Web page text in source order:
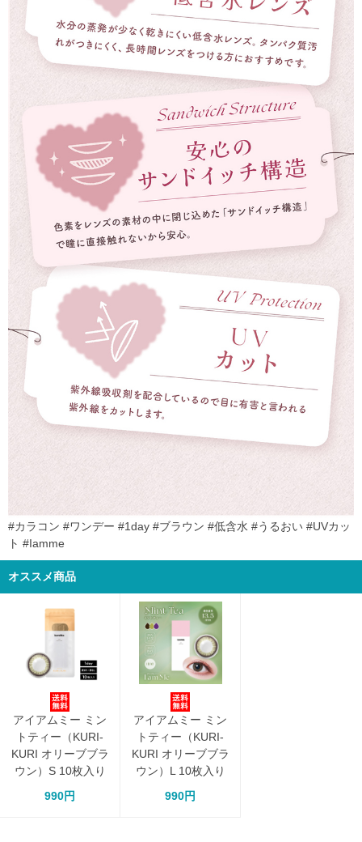
#カラコン #ワンデー #1day #ブラウン #低含水 #うるおい #UVカッ
ト #Iamme
オススメ商品
アイアムミー ミン
トティー（KURI-
KURI オリーブブラ
ウン）S 10枚入り
990円
アイアムミー ミン
トティー（KURI-
KURI オリーブブラ
ウン）L 10枚入り
990円